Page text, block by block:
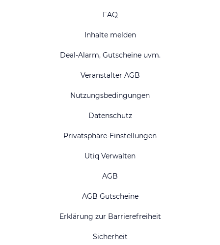
FAQ
Inhalte melden
Deal-Alarm, Gutscheine uvm.
Veranstalter AGB
Nutzungsbedingungen
Datenschutz
Privatsphäre-Einstellungen
Utiq Verwalten
AGB
AGB Gutscheine
Erklärung zur Barrierefreiheit
Sicherheit